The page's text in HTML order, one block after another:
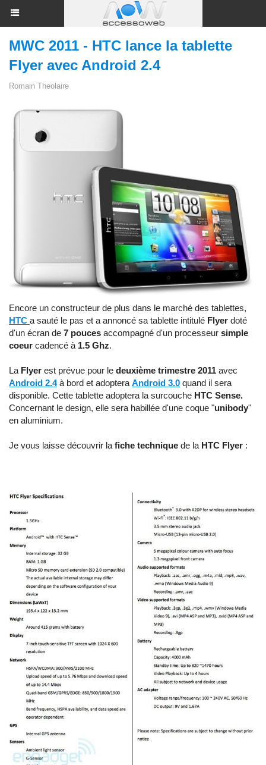
MWC 2011 - HTC lance la tablette
Flyer avec Android 2.4
Romain Theolaire
Encore un constructeur de plus dans le marché des tablettes,
HTC a sauté le pas et a annoncé sa tablette intitulé Flyer doté
d'un écran de 7 pouces accompagné d'un processeur simple
coeur cadencé à 1.5 Ghz.
La Flyer est prévue pour le deuxième trimestre 2011 avec
Android 2.4à bord et adoptera Android 3.0 quand il sera
disponible. Cette tablette adoptera la surcouche HTC Sense.
Concernant le design, elle sera habillée d'une coque "unibody"
en aluminium.
Je vous laisse découvrir la fiche technique de la HTC Flyer :